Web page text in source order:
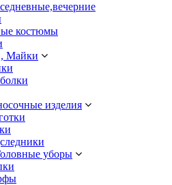
костюмы
Майки
изделия
уборы